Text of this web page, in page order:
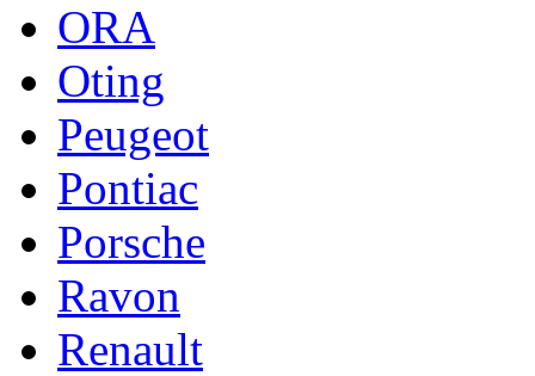
ORA
Oting
Peugeot
Pontiac
Porsche
Ravon
Renault